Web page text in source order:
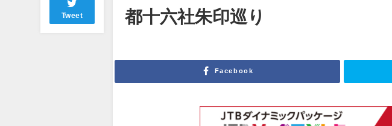
Tweet
都十六社朱印巡り
Facebook